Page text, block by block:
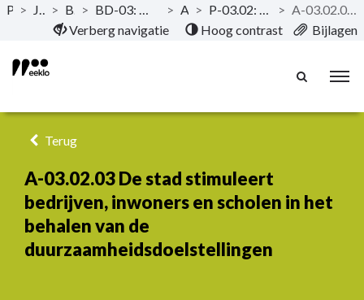
Naar hoofdinhoud
Publicaties> Jaarrekening 2023 > Beleidsevaluatie> BD-03: We zijn als duurzame klimaatstad voorbeeld in milieubescherming en anticipatie op klimaatverandering > Actieplannen> P-03.02: Het lokaal bestuur is voorbeeld in gedrags- en mentaliteitswijziging inzake milieu-/klimaatdoelen >
A-03.02.03 De stad stimuleert bedrijven, inwoners en scholen in het behalen van de duurzaamheidsdoelstellingen
Verberg navigatie
Hoog contrast Bijlagen
Terug
A-03.02.03 De stad stimuleert
bedrijven, inwoners en scholen in het
behalen van de
duurzaamheidsdoelstellingen